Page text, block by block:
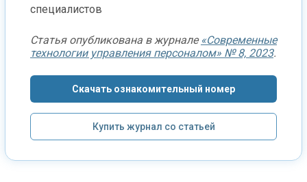
специалистов
Статья опубликована в журнале «Современные
технологии управления персоналом» № 8, 2023.
Скачать ознакомительный номер
Купить журнал со статьей